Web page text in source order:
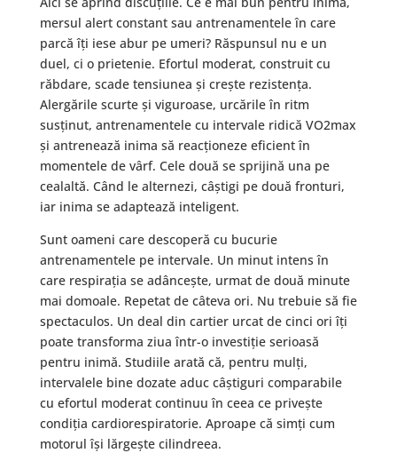
mersul alert constant sau antrenamentele în care
parcă îți iese abur pe umeri? Răspunsul nu e un
duel, ci o prietenie. Efortul moderat, construit cu
răbdare, scade tensiunea și crește rezistența.
Alergările scurte și viguroase, urcările în ritm
susținut, antrenamentele cu intervale ridică VO2max
și antrenează inima să reacționeze eficient în
momentele de vârf. Cele două se sprijină una pe
cealaltă. Când le alternezi, câștigi pe două fronturi,
iar inima se adaptează inteligent.
Sunt oameni care descoperă cu bucurie
antrenamentele pe intervale. Un minut intens în
care respirația se adâncește, urmat de două minute
mai domoale. Repetat de câteva ori. Nu trebuie să fie
spectaculos. Un deal din cartier urcat de cinci ori îți
poate transforma ziua într-o investiție serioasă
pentru inimă. Studiile arată că, pentru mulți,
intervalele bine dozate aduc câștiguri comparabile
cu efortul moderat continuu în ceea ce privește
condiția cardiorespiratorie. Aproape că simți cum
motorul își lărgește cilindreea.